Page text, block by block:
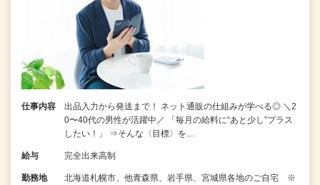
仕事内容
出品入力から発送まで！ ネット通販の仕組みが学べる◎ ＼2
0〜40代の男性が活躍中／ 「毎月の給料に“あと少し”プラス
したい！」 ⇒そんな〈目標〉を…
給与 完全出来高制
勤務地
北海道札幌市、他青森県、岩手県、宮城県各地のご自宅 ※